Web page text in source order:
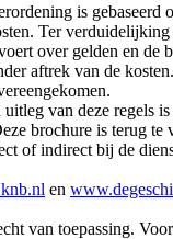
is
Ter
over gelden en
aftrek van de
uitleg van deze
brochure is terug te
of indirect bij de
en
van toepassing.